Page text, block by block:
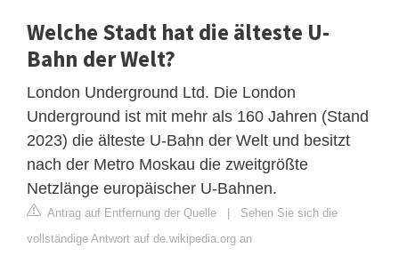
Welche Stadt hat die älteste U-
Bahn der Welt?
London Underground Ltd. Die London
Underground ist mit mehr als 160 Jahren (Stand
2023) die älteste U-Bahn der Welt und besitzt
nach der Metro Moskau die zweitgrößte
Netzlänge europäischer U-Bahnen.
Antrag auf Entfernung der Quelle | Sehen Sie sich die
vollständige Antwort auf de.wikipedia.org an